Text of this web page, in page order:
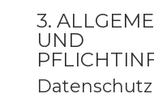
3.
UND
Datenschutz